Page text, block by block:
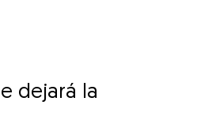
dejará la